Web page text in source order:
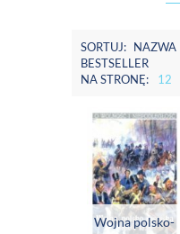
SORTUJ: NAZWA
BESTSELLER
NA STRONĘ:
12
Wojna polsko-